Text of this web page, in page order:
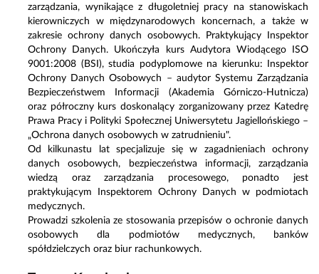
zarządzania, wynikające z długoletniej pracy na stanowiskach
kierowniczych w międzynarodowych koncernach, a także w
zakresie ochrony danych osobowych. Praktykujący Inspektor
Ochrony Danych. Ukończyła kurs Audytora Wiodącego ISO
9001:2008 (BSI), studia podyplomowe na kierunku: Inspektor
Ochrony Danych Osobowych – audytor Systemu Zarządzania
Bezpieczeństwem Informacji (Akademia Górniczo-Hutnicza)
oraz półroczny kurs doskonalący zorganizowany przez Katedrę
Prawa Pracy i Polityki Społecznej Uniwersytetu Jagiellońskiego –
„Ochrona danych osobowych w zatrudnieniu".
Od kilkunastu lat specjalizuje się w zagadnieniach ochrony
danych osobowych, bezpieczeństwa informacji, zarządzania
wiedzą oraz zarządzania procesowego, ponadto jest
praktykującym Inspektorem Ochrony Danych w podmiotach
medycznych.
Prowadzi szkolenia ze stosowania przepisów o ochronie danych
osobowych dla podmiotów medycznych, banków
spółdzielczych oraz biur rachunkowych.